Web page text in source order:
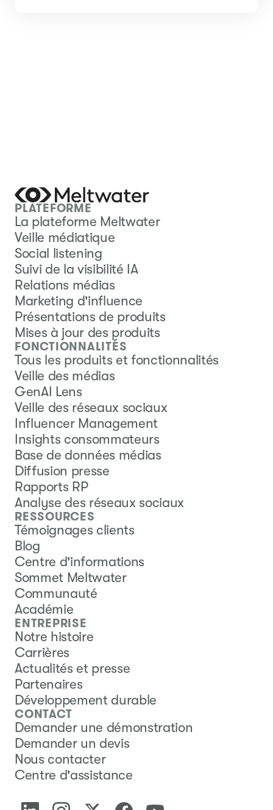
PLATEFORME
La plateforme Meltwater
Veille médiatique
Social listening
Suivi de la visibilité IA
Relations médias
Marketing d'influence
Présentations de produits
Mises à jour des produits
FONCTIONNALITÉS
Tous les produits et fonctionnalités
Veille des médias
GenAI Lens
Veille des réseaux sociaux
Influencer Management
Insights consommateurs
Base de données médias
Diffusion presse
Rapports RP
Analyse des réseaux sociaux
RESSOURCES
Témoignages clients
Blog
Centre d'informations
Sommet Meltwater
Communauté
Académie
ENTREPRISE
Notre histoire
Carrières
Actualités et presse
Partenaires
Développement durable
CONTACT
Demander une démonstration
Demander un devis
Nous contacter
Centre d'assistance